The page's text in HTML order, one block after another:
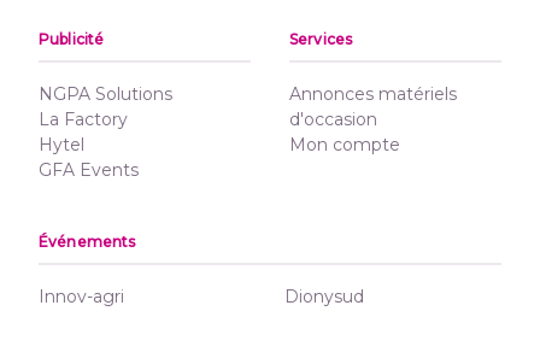
Publicité
NGPA Solutions
La Factory
Hytel
GFA Events
Services
Annonces matériels
d'occasion
Mon compte
Événements
Innov-agri Dionysud